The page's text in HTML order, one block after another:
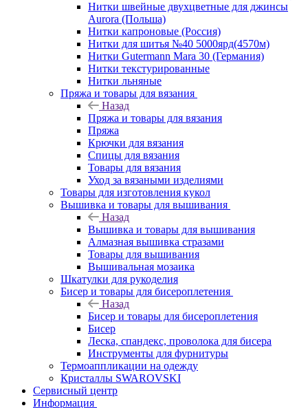
Нитки швейные двухцветные для джинсы
Aurora (Польша)
Нитки капроновые (Россия)
Нитки для шитья №40 5000ярд(4570м)
Нитки Gutermann Mara 30 (Германия)
Нитки текстурированные
Нитки льняные
Пряжа и товары для вязания
Назад
Пряжа и товары для вязания
Пряжа
Крючки для вязания
Спицы для вязания
Товары для вязания
Уход за вязаными изделиями
Товары для изготовления кукол
Вышивка и товары для вышивания
Назад
Вышивка и товары для вышивания
Алмазная вышивка стразами
Товары для вышивания
Вышивальная мозаика
Шкатулки для рукоделия
Бисер и товары для бисероплетения
Назад
Бисер и товары для бисероплетения
Бисер
Леска, спандекс, проволока для бисера
Инструменты для фурнитуры
Термоаппликации на одежду
Кристаллы SWAROVSKI
Сервисный центр
Информация